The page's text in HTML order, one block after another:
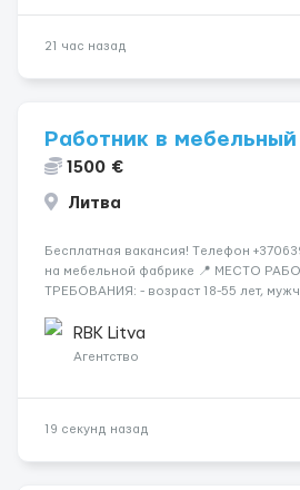
21 час назад
Работник в мебельный
1500 €
Литва
Бесплатная вакансия! Tелефон
на мебельной фабрике 📍 МЕСТО
ТРЕБОВАНИЯ: - возраст 18-55 лет,
час нетто 📃 ОБЯЗАННОСТИ: - с...
RBK Litva
Агентство
19 секунд назад